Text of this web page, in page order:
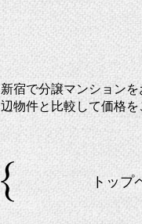
新宿で分譲マンション
辺物件と比較して価格
トップ